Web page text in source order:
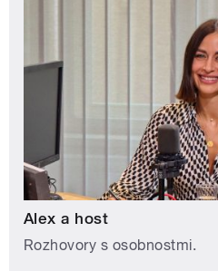
Alex a host
Rozhovory s osobnostmi.